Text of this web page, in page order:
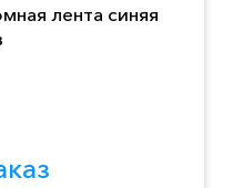
лента синяя